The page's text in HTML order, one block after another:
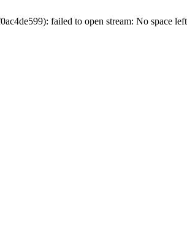
failed to open stream: No space